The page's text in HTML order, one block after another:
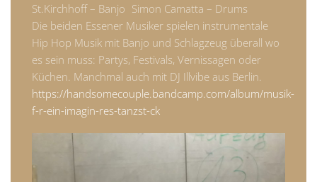
St.Kirchhoff – Banjo Simon Camatta – Drums
Die beiden Essener Musiker spielen instrumentale
Hip Hop Musik mit Banjo und Schlagzeug überall wo
es sein muss: Partys, Festivals, Vernissagen oder
Küchen. Manchmal auch mit DJ Illvibe aus Berlin.
https://handsomecouple.bandcamp.com/album/musik-
f-r-ein-imagin-res-tanzst-ck